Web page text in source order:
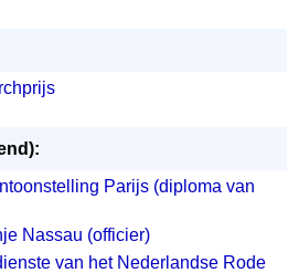
Parijs (diploma van
Nassau (officier)
van het Nederlandse Rode